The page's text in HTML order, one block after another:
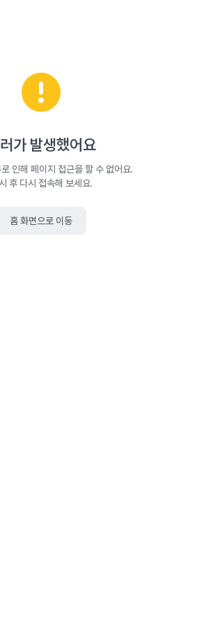
가 발생했어요
인해 페이지 접근을 할 수 없어요.
후 다시 접속해 보세요.
홈 화면으로 이동